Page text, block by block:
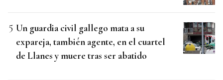
Un guardia civil gallego mata a su
expareja, también agente, en el cuartel
de Llanes y muere tras ser abatido